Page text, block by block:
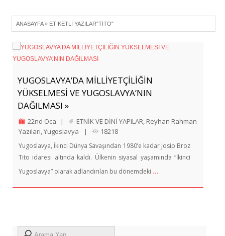
ANASAYFA» ETIKETLI YAZILAR"TITO"
YUGOSLAVYA’DA MİLLİYETÇİLİĞİN
YÜKSELMESİ VE YUGOSLAVYA’NIN
DAĞILMASI »
22nd Oca | ETNİK VE DİNİ YAPILAR Reyhan Rahman
Yazıları Yugoslavya | 18218
Yugoslavya, İkinci Dünya Savaşından 1980’e kadar Josip Broz
Tito idaresi altında kaldı. Ülkenin siyasal yaşamında “İkinci
Yugoslavya” olarak adlandırılan bu dönemdeki …